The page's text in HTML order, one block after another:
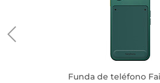
Funda de teléfono